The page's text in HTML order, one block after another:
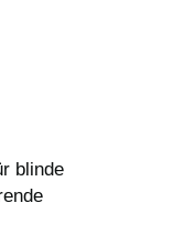
blinde